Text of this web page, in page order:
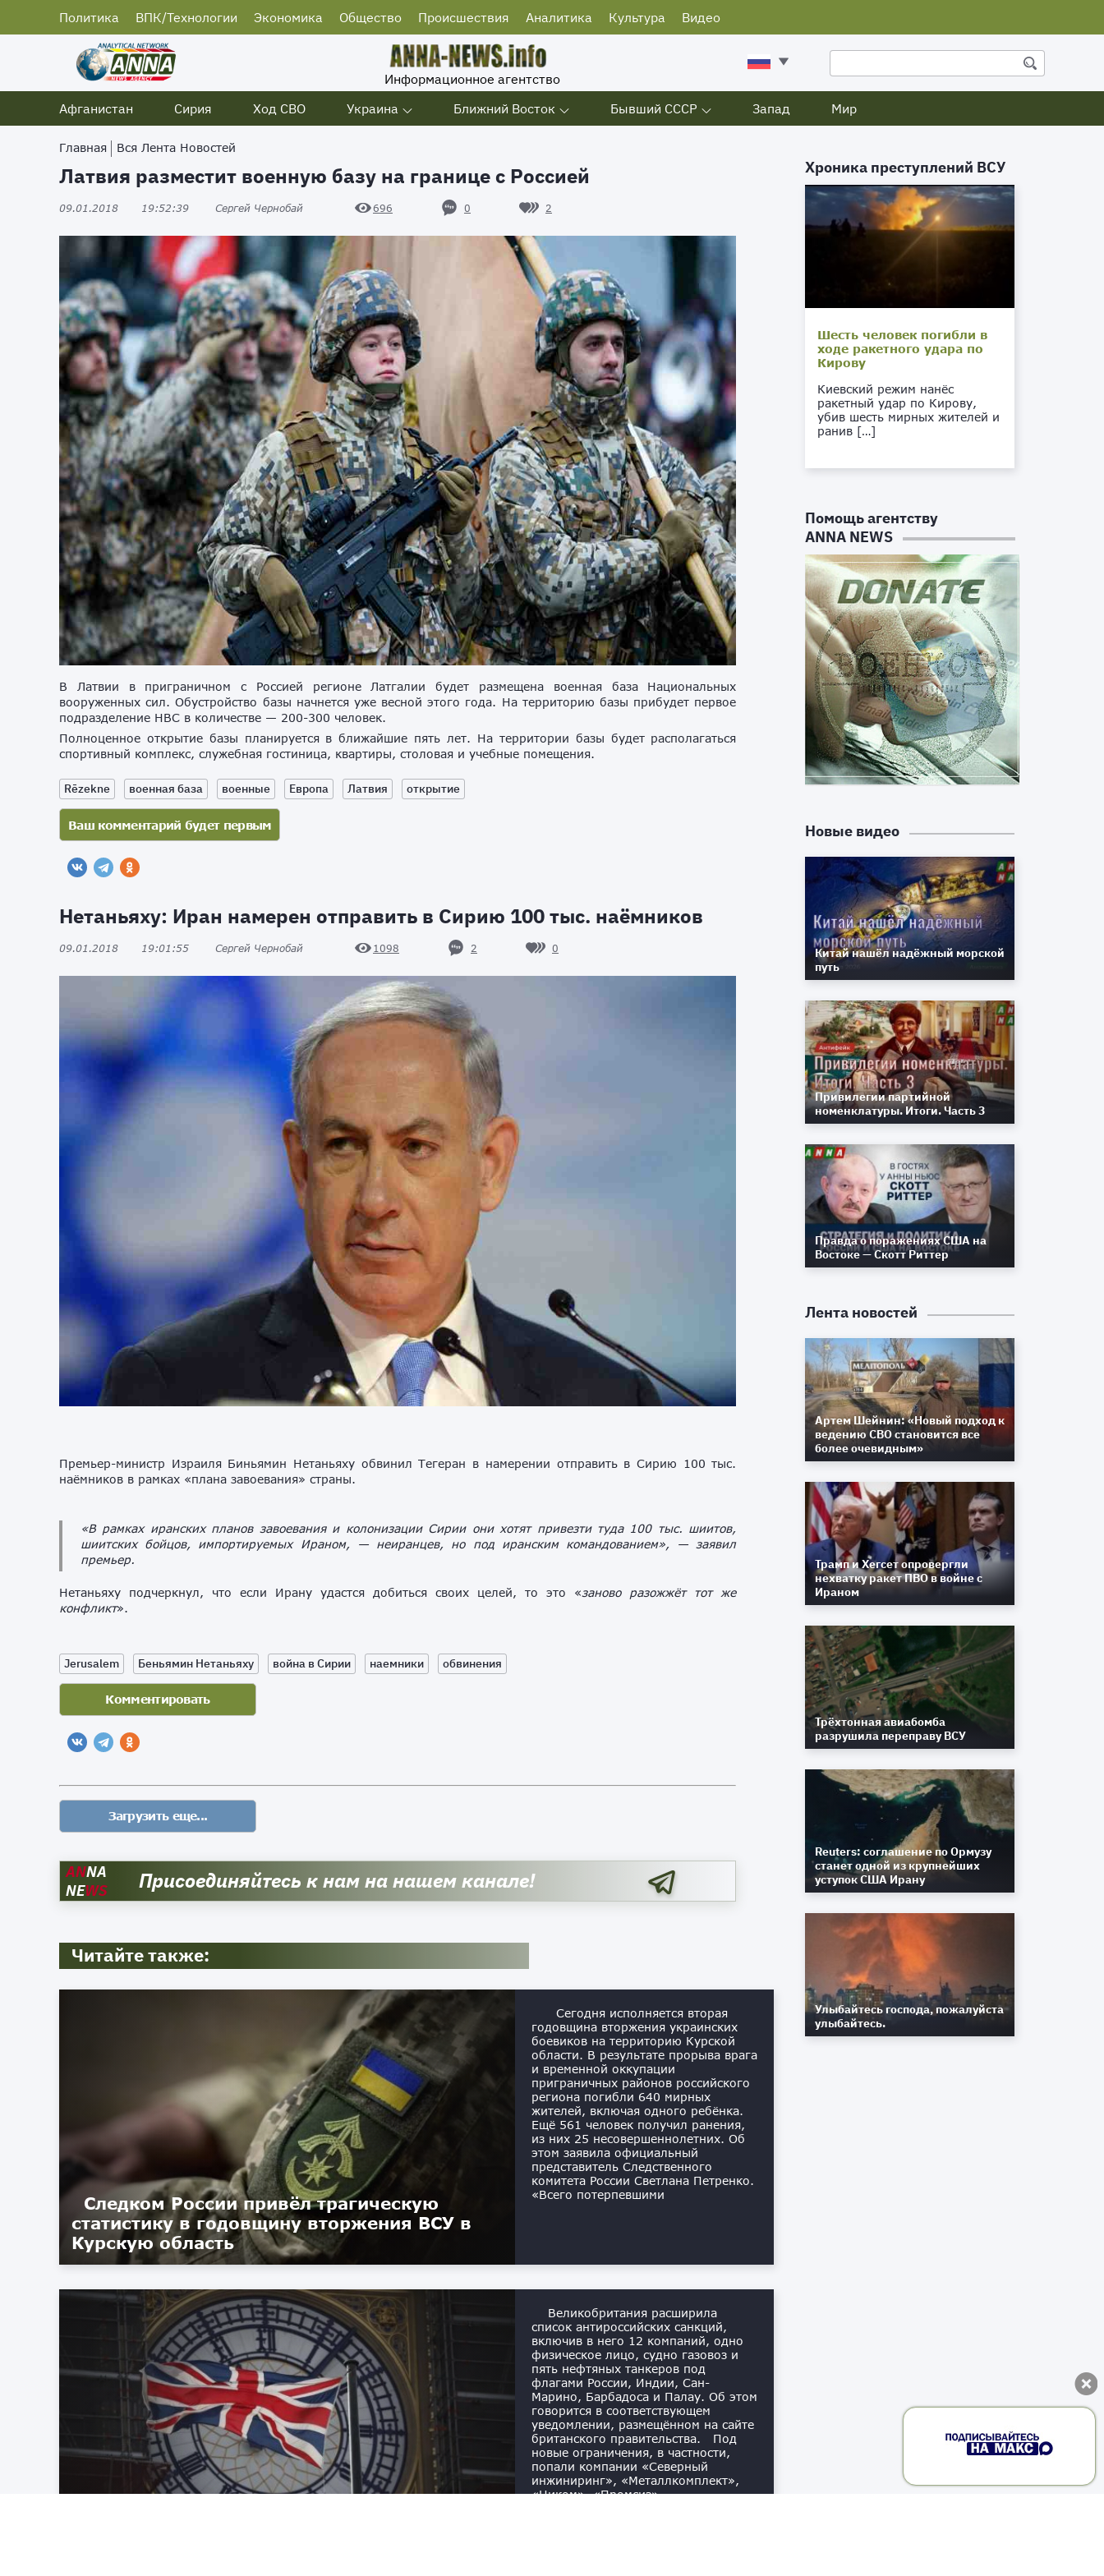
Политика ВПК/Технологии Экономика Общество Происшествия Аналитика Культура Видео
Информационное агентство
Афганистан
Сирия Ход СВО Украина Ближний Восток Бывший СССР Запад Мир
Главная Вся Лента Новостей
Латвия разместит военную базу на границе с Россией
09.01.2018 19:52:39 Сергей Чернобай 696 0 2
В Латвии в приграничном с Россией регионе Латгалии будет размещена военная база Национальных
вооруженных сил. Обустройство базы начнется уже весной этого года. На территорию базы прибудет первое
подразделение НВС в количестве — 200-300 человек.
Полноценное открытие базы планируется в ближайшие пять лет. На территории базы будет располагаться
спортивный комплекс, служебная гостиница, квартиры, столовая и учебные помещения.
Rēzekne военная база военные Европа Латвия открытие
Нетаньяху: Иран намерен отправить в Сирию 100 тыс. наёмников
09.01.2018 19:01:55 Сергей Чернобай 1098 2 0
Премьер-министр Израиля Биньямин Нетаньяху обвинил Тегеран в намерении отправить в Сирию 100 тыс.
наёмников в рамках «плана завоевания» страны.
«В рамках иранских планов завоевания и колонизации Сирии они хотят привезти туда 100 тыс. шиитов,
шиитских бойцов, импортируемых Ираном, — неиранцев, но под иранским командованием», — заявил
премьер.
Нетаньяху подчеркнул, что если Ирану удастся добиться своих целей, то это «заново разожжёт тот же
конфликт».
Jerusalem Беньямин Нетаньяху война в Сирии наемники обвинения
ANNA
NEWS Присоединяйтесь к нам на нашем канале!
Читайте также:
Следком России привёл трагическую
статистику в годовщину вторжения ВСУ в
Курскую область
Сегодня исполняется вторая
годовщина вторжения украинских
боевиков на территорию Курской
области. В результате прорыва врага
и временной оккупации
приграничных районов российского
региона погибли 640 мирных
жителей, включая одного ребёнка.
Ещё 561 человек получил ранения,
из них 25 несовершеннолетних. Об
этом заявила официальный
представитель Следственного
комитета России Светлана Петренко.
«Всего потерпевшими
Великобритания расширила
список антироссийских санкций,
включив в него 12 компаний, одно
физическое лицо, судно газовоз и
пять нефтяных танкеров под
флагами России, Индии, Сан-
Марино, Барбадоса и Палау. Об этом
говорится в соответствующем
уведомлении, размещённом на сайте
британского правительства. Под
новые ограничения, в частности,
попали компании «Северный
инжиниринг», «Металлкомплект»,
«Ником», «Промсиз»,
Хроника преступлений ВСУ
Шесть человек погибли в
ходе ракетного удара по
Кирову
Киевский режим нанёс
ракетный удар по Кирову,
убив шесть мирных жителей и
ранив […]
Помощь агентству
ANNA NEWS
Новые видео
Китай нашёл надёжный морской
путь
Привилегии партийной
номенклатуры. Итоги. Часть 3
Правда о поражениях США на
Востоке — Скотт Риттер
Лента новостей
Артем Шейнин: «Новый подход к
ведению СВО становится все
более очевидным»
Трамп и Хегсет опровергли
нехватку ракет ПВО в войне с
Ираном
Трёхтонная авиабомба
разрушила переправу ВСУ
Reuters: соглашение по Ормузу
станет одной из крупнейших
уступок США Ирану
Улыбайтесь господа, пожалуйста
улыбайтесь.